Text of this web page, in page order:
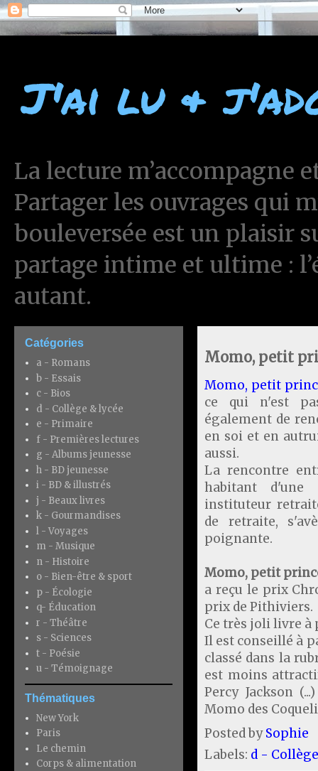
J'ai lu &
La lecture m’accompagne
Partager les ouvrages qui
bouleversée est un plaisir
partage intime et ultime :
autant.
Momo, petit
Momo, petit
ce qui n'est
également de
en soi et en
aussi.
La rencontre
habitant d'une
instituteur
de retraite,
poignante.
Momo, petit
a reçu le prix
prix de Pithiviers.
Ce très joli livre à
Il est conseillé à
classé dans la
est moins
Percy Jackson
Momo des
Posted bySophie
Labels: d -
Catégories
a - Romans
b - Essais
c - Bios
d - Collège & lycée
e - Primaire
f - Premières lectures
g - Albums jeunesse
h - BD jeunesse
i - BD & illustrés
j - Beaux livres
k - Gourmandises
l - Voyages
m - Musique
n - Histoire
o - Bien-être & sport
p - Écologie
q- Éducation
r - Théâtre
s - Sciences
t - Poésie
u - Témoignage
Thématiques
New York
Paris
Le chemin
Corps & alimentation